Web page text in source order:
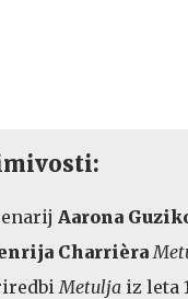
Aarona
Charrièra
Metulja iz leta